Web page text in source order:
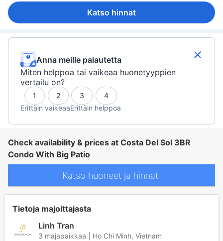
Katso hinnat
Anna meille palautetta
Miten helppoa tai vaikeaa huonetyyppien
vertailu on?
1 2 3
4
Erittäin vaikeaaErittäin helppoa
Check availability & prices at Costa Del Sol 3BR
Condo With Big Patio
Katso huoneet ja hinnat
Tietoja majoittajasta
Linh Tran
3 majapaikkaa | Ho Chi Minh, Vietnam